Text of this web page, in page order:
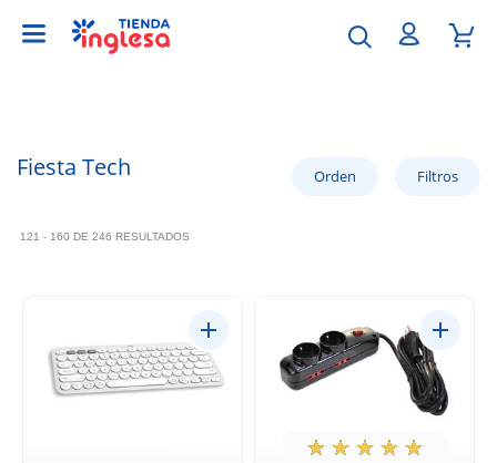
Fiesta Tech
121 - 160 DE 246 RESULTADOS
★ ☆ ☆ ☆ ☆